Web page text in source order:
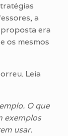
a
era
os mesmos
Leia
O que
exemplos
usar.